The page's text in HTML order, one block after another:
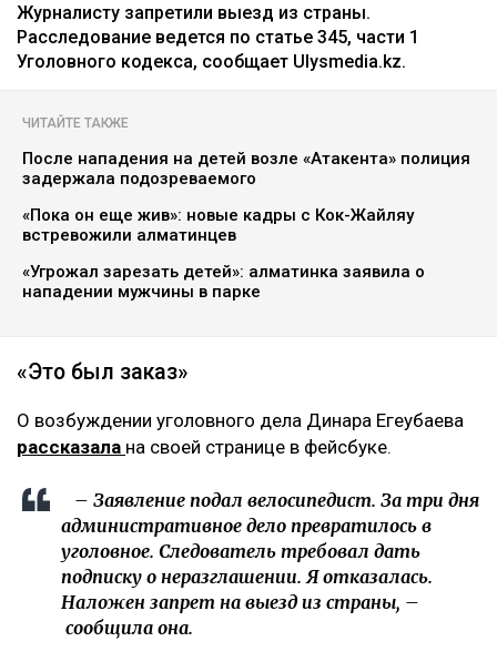
Журналисту запретили выезд из страны.
Расследование ведется по статье 345, части 1
Уголовного кодекса, сообщает Ulysmedia.kz.
ЧИТАЙТЕ ТАКЖЕ
После нападения на детей возле «Атакента» полиция
задержала подозреваемого
«Пока он еще жив»: новые кадры с Кок-Жайляу
встревожили алматинцев
«Угрожал зарезать детей»: алматинка заявила о
нападении мужчины в парке
«Это был заказ»
О возбуждении уголовного дела Динара Егеубаева
рассказала на своей странице в фейсбуке.
– Заявление подал велосипедист. За три дня
административное дело превратилось в
уголовное. Следователь требовал дать
подписку о неразглашении. Я отказалась.
Наложен запрет на выезд из страны, –
сообщила она.